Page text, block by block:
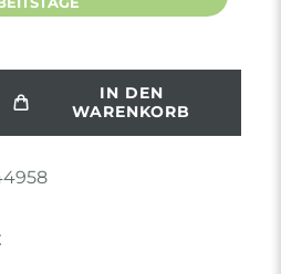
IN DEN
WARENKORB